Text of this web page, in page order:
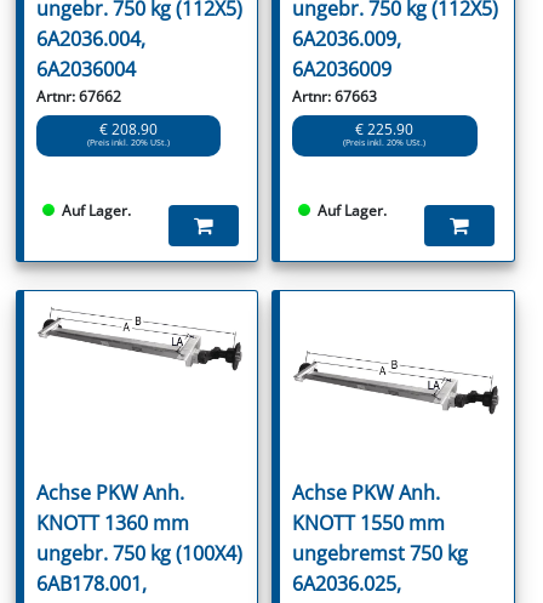
ungebr. 750 kg (112X5)
6A2036.004,
6A2036004
Artnr: 67662
€ 208.90
(Preis inkl. 20% USt.)
Auf Lager.
ungebr. 750 kg (112X5)
6A2036.009,
6A2036009
Artnr: 67663
€ 225.90
(Preis inkl. 20% USt.)
Auf Lager.
Achse PKW Anh.
KNOTT 1360 mm
ungebr. 750 kg (100X4)
6AB178.001,
Achse PKW Anh.
KNOTT 1550 mm
ungebremst 750 kg
6A2036.025,